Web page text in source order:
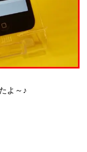
よ～♪